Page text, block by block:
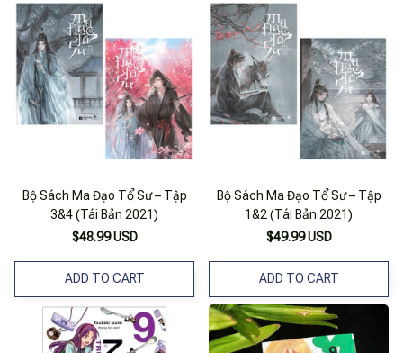
Bộ Sách Ma Đạo Tổ Sư – Tập
3&4 (Tái Bản 2021)
$48.99 USD
ADD TO CART
Bộ Sách Ma Đạo Tổ Sư – Tập
1&2 (Tái Bản 2021)
$49.99 USD
ADD TO CART